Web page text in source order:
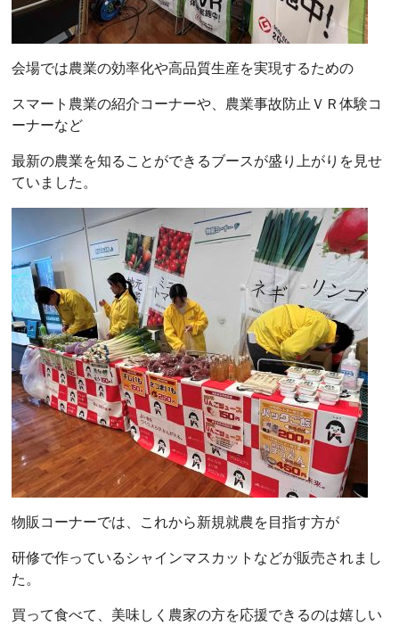
会場では農業の効率化や高品質生産を実現するための
スマート農業の紹介コーナーや、農業事故防止ＶＲ体験コ
ーナーなど
最新の農業を知ることができるブースが盛り上がりを見せ
ていました。
物販コーナーでは、これから新規就農を目指す方が
研修で作っているシャインマスカットなどが販売されまし
た。
買って食べて、美味しく農家の方を応援できるのは嬉しい